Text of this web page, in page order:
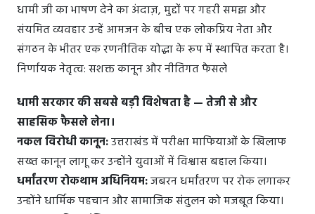
धामी जी का भाषण देने का अंदाज़, मुद्दों पर गहरी समझ और
संयमित व्यवहार उन्हें आमजन के बीच एक लोकप्रिय नेता और
संगठन के भीतर एक रणनीतिक योद्धा के रूप में स्थापित करता है।
निर्णायक नेतृत्व: सशक्त कानून और नीतिगत फैसले
धामी सरकार की सबसे बड़ी विशेषता है — तेजी से और
साहसिक फैसले लेना।
नकल विरोधी कानून:उत्तराखंड में परीक्षा माफियाओं के खिलाफ
सख्त कानून लागू कर उन्होंने युवाओं में विश्वास बहाल किया।
धर्मांतरण रोकथाम अधिनियम:जबरन धर्मांतरण पर रोक लगाकर
उन्होंने धार्मिक पहचान और सामाजिक संतुलन को मजबूत किया।